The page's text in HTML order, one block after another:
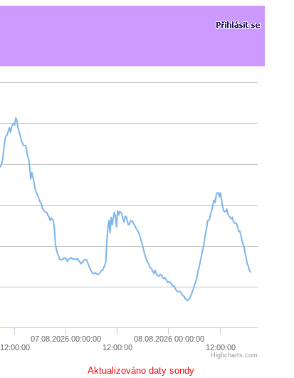
12:00:00
07.08.2026 00:00:00
12:00:00
08.08.2026 00:00:00
12:00:00
Highcharts.com
Aktualizováno daty sondy